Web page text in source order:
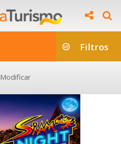
Filtros
Modificar